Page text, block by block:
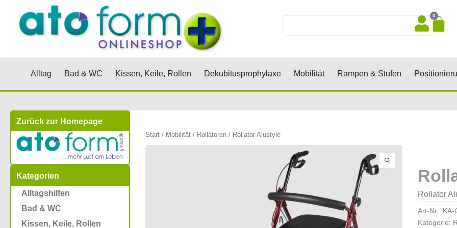
springen
0
Alltag Öffne Alltag
Bad & WC Öffne Bad & WC
Kissen, Keile, Rollen Öffne Kissen, Keile, Rollen
Dekubitusprophylaxe Öffne Dekubitusprophylaxe
Mobilität Öffne Mobilität
Rampen & Stufen Öffne
Zurück zur Homepage
Kategorien
Alltagshilfen
Bad & WC
Kissen, Keile, Rollen
Start/ Mobilität/ Rollatoren/ Rollator Alustyle
Rollator
Art-Nr.: KA-
Kategorie: